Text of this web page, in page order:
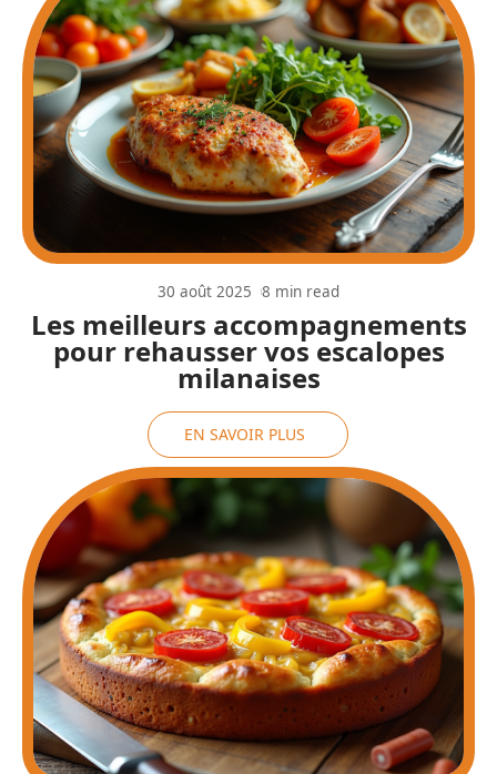
Les meilleurs accompagnements
pour rehausser vos escalopes
milanaises
30 août 2025 8 min read
EN SAVOIR PLUS